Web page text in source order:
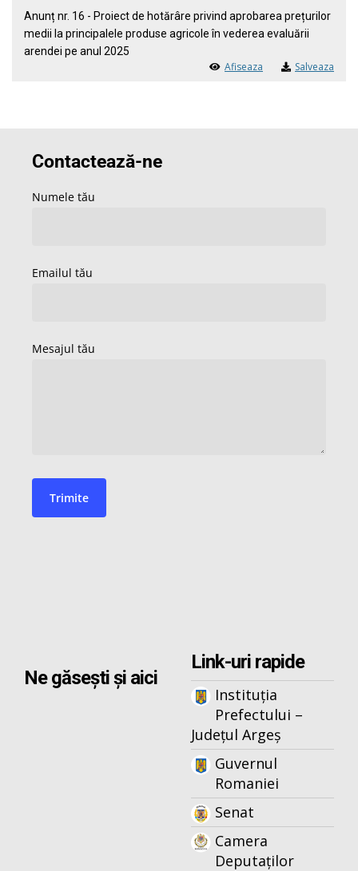
Anunț nr. 16 - Proiect de hotărâre privind aprobarea prețurilor
medii la principalele produse agricole în vederea evaluării
arendei pe anul 2025
Afiseaza Salveaza
Ne găsești și aici
Link-uri rapide
Instituția
Prefectului –
Județul Argeș
Guvernul
Romaniei
Senat
Camera
Deputaților